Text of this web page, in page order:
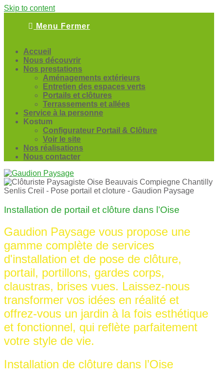
Skip to content
Menu Fermer
Accueil
Nous découvrir
Nos prestations
Aménagements extérieurs
Entretien des espaces verts
Portails et clôtures
Terrassements et allées
Service à la personne
Kostum
Configurateur Portail & Clôture
Voir le site
Nos réalisations
Nous contacter
Installation de portail et clôture dans l’Oise
Gaudion Paysage vous propose une
gamme complète de services
d'installation et de pose de clôture,
portail, portillons, gardes corps,
claustras, brises vues. Laissez-nous
transformer vos idées en réalité et
offrez-vous un jardin à la fois esthétique
et fonctionnel, qui reflète parfaitement
votre style de vie.
Installation de clôture dans l’Oise